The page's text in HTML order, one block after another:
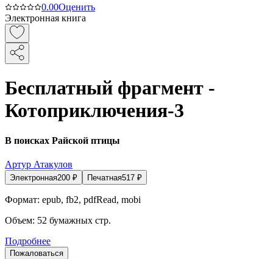
0.00Оценить
Электронная книга
Бесплатный фрагмент -
Котоприключения-3
В поисках Райской птицы
Артур Атакулов
Электронная200 ₽ Печатная517 ₽
Формат: epub, fb2, pdfRead, mobi
Объем: 52 бумажных стр.
Подробнее
Пожаловаться